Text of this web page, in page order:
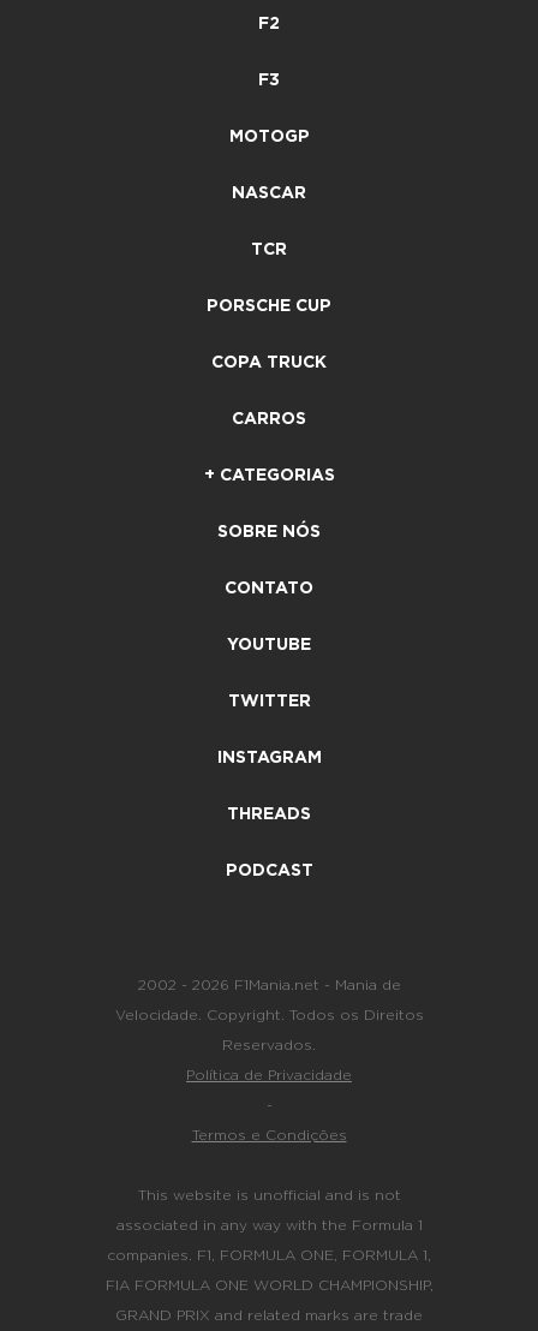
F2
F3
MOTOGP
NASCAR
TCR
PORSCHE CUP
COPA TRUCK
CARROS
+ CATEGORIAS
SOBRE NÓS
CONTATO
YOUTUBE
TWITTER
INSTAGRAM
THREADS
PODCAST
2002 - 2026 F1Mania.net - Mania de
Velocidade. Copyright. Todos os Direitos
Reservados.
Política de Privacidade
-
Termos e Condições
This website is unofficial and is not
associated in any way with the Formula 1
companies. F1, FORMULA ONE, FORMULA 1,
FIA FORMULA ONE WORLD CHAMPIONSHIP,
GRAND PRIX and related marks are trade